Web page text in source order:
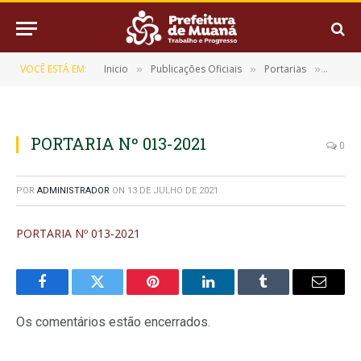
VOCÊ ESTÁ EM: Inicio » Publicações Oficiais » Portarias »
PORTARIA Nº 013-2021 0
POR ADMINISTRADOR ON 13 DE JULHO DE 2021
PORTARIA Nº 013-2021
FacebookTwitter Pinterest LinkedInTumblr
E-
Os comentários estão encerrados.